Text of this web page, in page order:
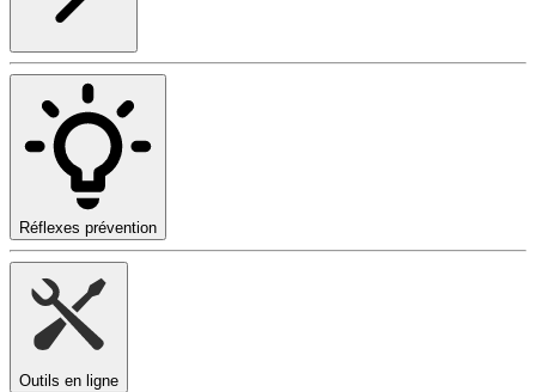
Réflexes prévention
Outils en ligne